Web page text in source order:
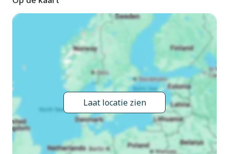
Laat locatie zien